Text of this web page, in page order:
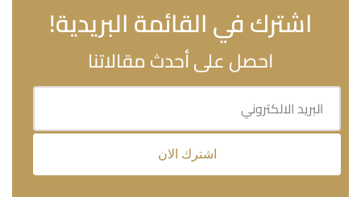
اشترك في القائمة البريدية!
احصل على أحدث مقالاتنا
اشترك الان